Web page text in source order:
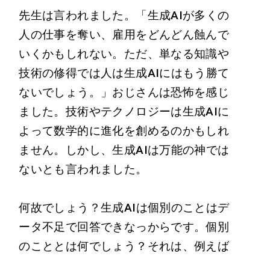
先生は言われました。「生成AIが多くの
人の仕事を奪い、雇用をどんどん蝕んで
いくかもしれない。ただ、単なる知識や
技術の修得では人は生成AIにはもう勝て
ないでしょう。」おじさんは恐怖を感じ
ました。技術やテクノロジーは生成AIに
よって数学的に進化を創めるのかもしれ
ません。しかし、生成AIは万能の神では
ないとも言われました。
何故でしょう？生成AIは個別のことはデ
ータ不足で回答できなっからです。個別
のこととは何でしょう？それは、例えば